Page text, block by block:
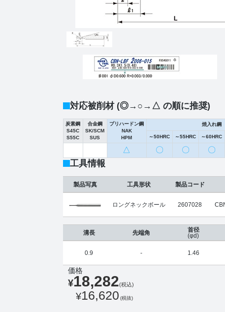
対応被削材 (◎→○→△ の順に推奨)
炭素鋼
S45C
S55C
合金鋼
SK/SCM
SUS
プリハードン鋼
NAK
HPM
焼入れ鋼
～50HRC
～55HRC ～60HRC
△ 〇 〇 〇
工具情報
製品写真 工具形状
ロングネックボール
製品コード
2607028
溝長
0.9
先端角
-
首径
(φd)
1.46
価格
¥18,282(税込)
¥16,620 (税抜)